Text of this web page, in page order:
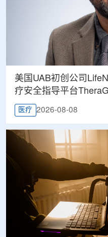
美国UAB初创公司
疗安全指导平台
医疗 2026-08-08